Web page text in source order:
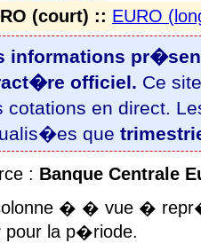
(court) :: EURO
informations
officiel. Ce
cotations en direct.
que
: Banque Centrale
� � vue �
pour la p�riode.